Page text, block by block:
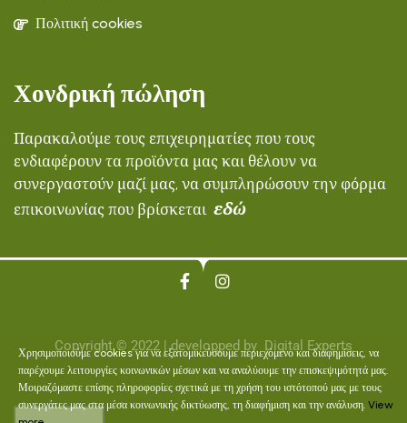
Πολιτική cookies
Χονδρική πώληση
Παρακαλούμε τους επιχειρηματίες που τους
ενδιαφέρουν τα προϊόντα μας και θέλουν να
συνεργαστούν μαζί μας, να συμπληρώσουν την φόρμα
επικοινωνίας που βρίσκεται εδώ
Copyright © 2022 | developped by Digital Experts
Χρησιμοποιούμε cookies για να εξατομικεύσουμε περιεχόμενο και διαφημίσεις, να
παρέχουμε λειτουργίες κοινωνικών μέσων και να αναλύουμε την επισκεψιμότητά μας.
Μοιραζόμαστε επίσης πληροφορίες σχετικά με τη χρήση του ιστότοπού μας με τους
συνεργάτες μας στα μέσα κοινωνικής δικτύωσης, τη διαφήμιση και την ανάλυση. View